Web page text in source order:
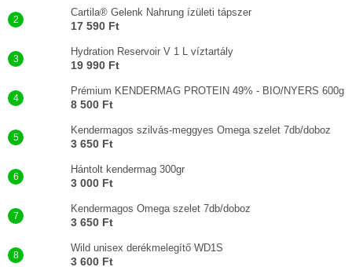
Cartila® Gelenk Nahrung ízületi tápszer
17 590 Ft
Hydration Reservoir V 1 L víztartály
19 990 Ft
Prémium KENDERMAG PROTEIN 49% - BIO/NYERS 600g
8 500 Ft
Kendermagos szilvás-meggyes Omega szelet 7db/doboz
3 650 Ft
Hántolt kendermag 300gr
3 000 Ft
Kendermagos Omega szelet 7db/doboz
3 650 Ft
Wild unisex derékmelegítő WD1S
3 600 Ft